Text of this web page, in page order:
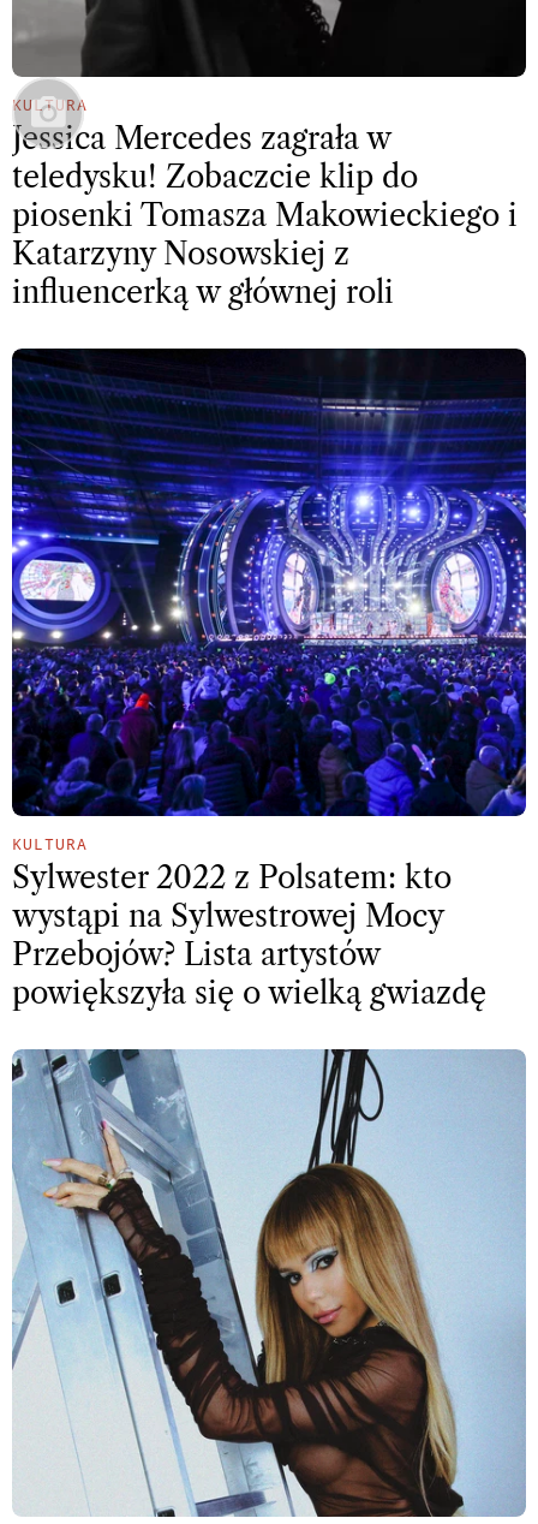
KULTURA
Jessica Mercedes zagrała w
teledysku! Zobaczcie klip do
piosenki Tomasza Makowieckiego i
Katarzyny Nosowskiej z
influencerką w głównej roli
KULTURA
Sylwester 2022 z Polsatem: kto
wystąpi na Sylwestrowej Mocy
Przebojów? Lista artystów
powiększyła się o wielką gwiazdę